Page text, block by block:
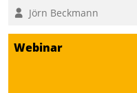
Jörn Beckmann
Webinar